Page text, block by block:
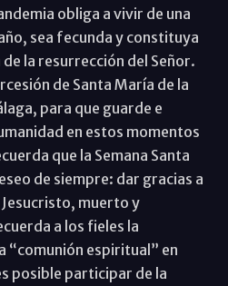
obliga a vivir de una
sea fecunda y constituya
la resurrección del Señor.
de Santa María de la
para que guarde e
en estos momentos
que la Semana Santa
de siempre: dar gracias a
muerto y
a los fieles la
“comunión espiritual” en
posible participar de la